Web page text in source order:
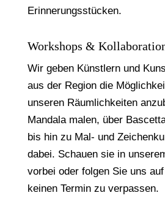
Erinnerungsstücken.
Workshops &
Wir geben Künstlern und
aus der Region die
unseren Räumlichkeiten
Mandala malen, über
bis hin zu Mal- und
dabei. Schauen sie in
vorbei oder folgen Sie uns
keinen Termin zu verpassen.